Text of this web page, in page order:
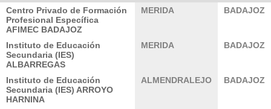
Centro Privado de Formación
Profesional Específica
AFIMEC BADAJOZ
MERIDA BADAJOZ
Instituto de Educación
Secundaria (IES)
ALBARREGAS
MERIDA BADAJOZ
Instituto de Educación
Secundaria (IES) ARROYO
HARNINA
ALMENDRALEJO BADAJOZ